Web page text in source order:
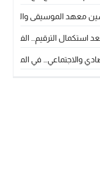
الموسيقى والفنون
استكمال الترقيم…
والاجتماعي… في المؤسسات